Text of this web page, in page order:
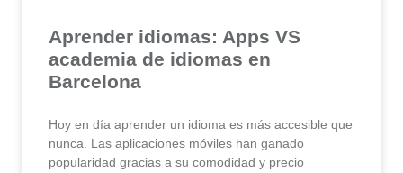
Aprender idiomas: Apps VS
academia de idiomas en
Barcelona
Hoy en día aprender un idioma es más accesible que
nunca. Las aplicaciones móviles han ganado
popularidad gracias a su comodidad y precio